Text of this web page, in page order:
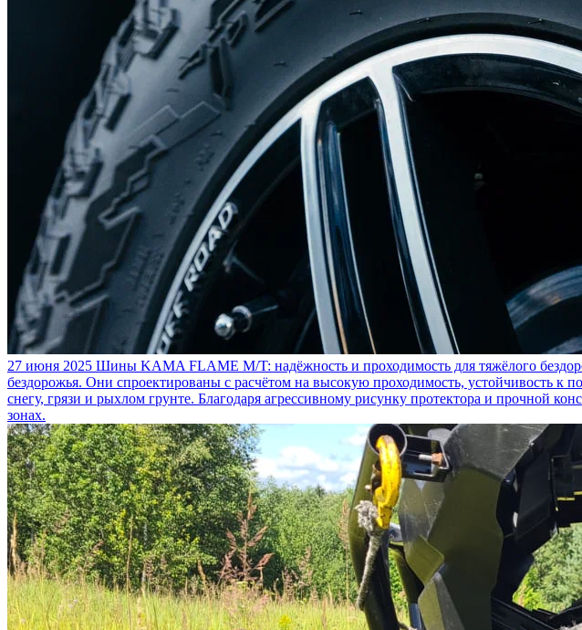
27 июня 2025 Шины KAMA FLAME M/T: надёжность и проходимость для тяжёлого
бездорожья. Они спроектированы с расчётом на высокую проходимость, устойчивость
снегу, грязи и рыхлом грунте. Благодаря агрессивному рисунку протектора и прочной
зонах.